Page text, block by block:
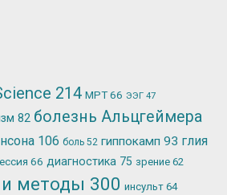
214 МРТ66 ЭЭГ 47
82 болезнь Альцгеймера
106 боль 52 гиппокамп 93 глия
66 диагностика 75 зрение 62
методы 300 инсульт 64